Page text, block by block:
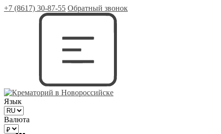
+7 (8617) 30-87-55 Обратный звонок
Язык
Валюта